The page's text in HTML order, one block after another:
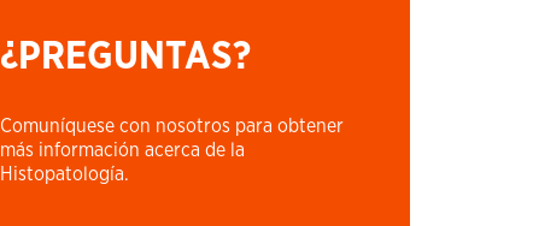
¿PREGUNTAS?
Comuníquese con nosotros para obtener
más información acerca de la
Histopatología.